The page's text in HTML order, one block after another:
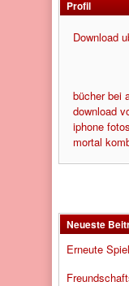
Profil
Download
bücher bei
download
iphone
mortal
Neueste
Erneute